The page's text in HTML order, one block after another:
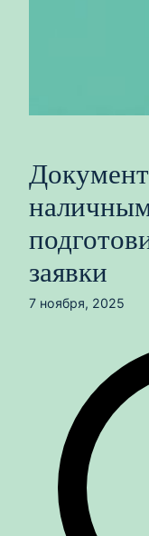
заявки
7 ноября, 2025